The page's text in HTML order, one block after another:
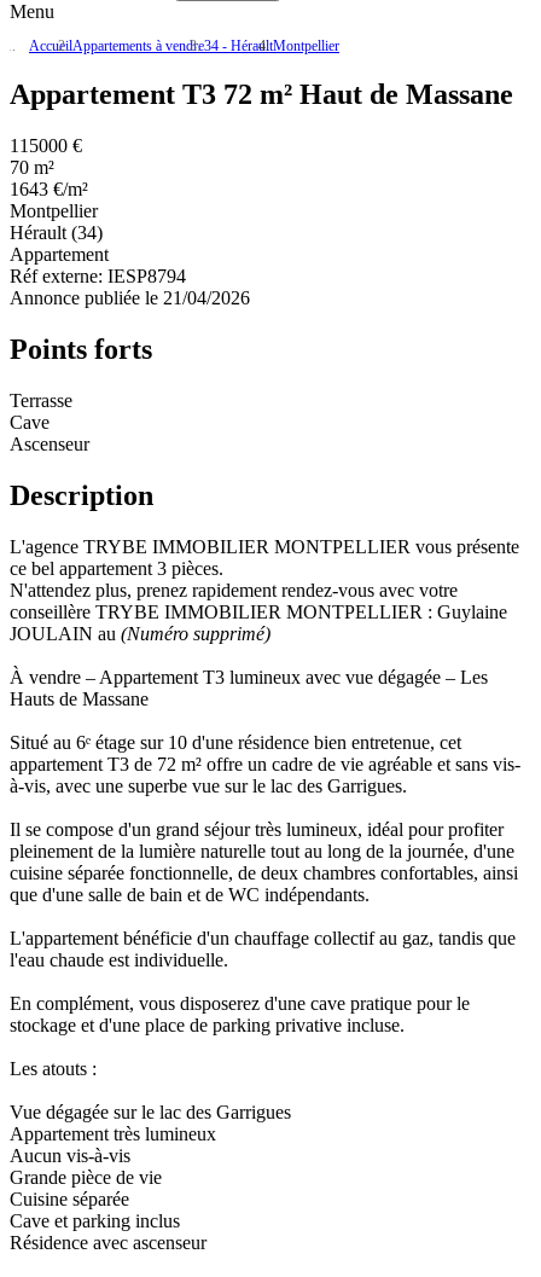
Menu
AccueilAppartements à vendre34 - HéraultMontpellier
Appartement T3 72 m² Haut de Massane
115000 €
70 m²
1643 €/m²
Montpellier
Hérault (34)
Appartement
Réf externe: IESP8794
Annonce publiée le 21/04/2026
Points forts
Terrasse
Cave
Ascenseur
Description
L'agence TRYBE IMMOBILIER MONTPELLIER vous présente
ce bel appartement 3 pièces.
N'attendez plus, prenez rapidement rendez-vous avec votre
conseillère TRYBE IMMOBILIER MONTPELLIER : Guylaine
JOULAIN au (Numéro supprimé)
À vendre – Appartement T3 lumineux avec vue dégagée – Les
Hauts de Massane
Situé au 6ᵉ étage sur 10 d'une résidence bien entretenue, cet
appartement T3 de 72 m² offre un cadre de vie agréable et sans vis-
à-vis, avec une superbe vue sur le lac des Garrigues.
Il se compose d'un grand séjour très lumineux, idéal pour profiter
pleinement de la lumière naturelle tout au long de la journée, d'une
cuisine séparée fonctionnelle, de deux chambres confortables, ainsi
que d'une salle de bain et de WC indépendants.
L'appartement bénéficie d'un chauffage collectif au gaz, tandis que
l'eau chaude est individuelle.
En complément, vous disposerez d'une cave pratique pour le
stockage et d'une place de parking privative incluse.
Les atouts :
Vue dégagée sur le lac des Garrigues
Appartement très lumineux
Aucun vis-à-vis
Grande pièce de vie
Cuisine séparée
Cave et parking inclus
Résidence avec ascenseur